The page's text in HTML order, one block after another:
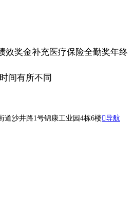
效奖金补充医疗保险全勤奖年终
间有所不同
道沙井路1号锦康工业园4栋6楼导航